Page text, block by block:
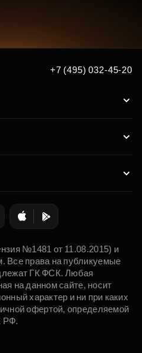
+7 (495) 032-45-20
№1481 от 11.08.2015) и
Все права на публикуемые
ГК ФСК. Любая
на данном сайте, носит
характер и ни при каких
офертой, определяемой
РФ.